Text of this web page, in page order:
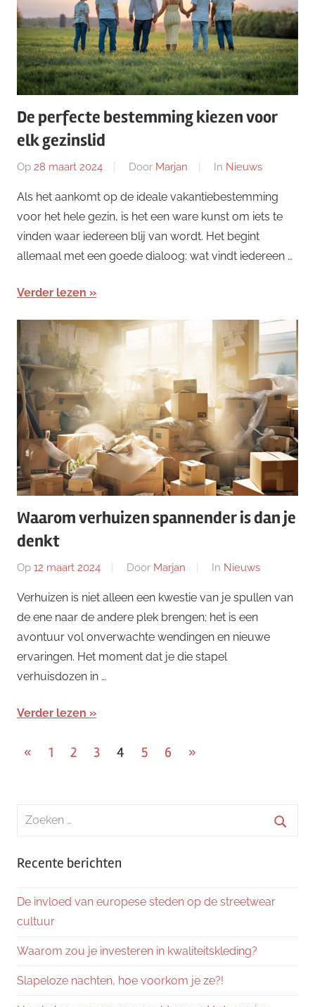
De perfecte bestemming kiezen voor
elk gezinslid
Op 28 maart 2024 Door Marjan In Nieuws
Als het aankomt op de ideale vakantiebestemming
voor het hele gezin, is het een ware kunst om iets te
vinden waar iedereen blij van wordt. Het begint
allemaal met een goede dialoog: wat vindt iedereen …
Verder lezen
Waarom verhuizen spannender is dan je
denkt
Op 12 maart 2024 Door Marjan In Nieuws
Verhuizen is niet alleen een kwestie van je spullen van
de ene naar de andere plek brengen; het is een
avontuur vol onverwachte wendingen en nieuwe
ervaringen. Het moment dat je die stapel
verhuisdozen in …
Verder lezen
Berichten
« Vorige
1 2 3 4 5 6
Volgende
»
Zoeken
Recente berichten
De invloed van europese steden op de streetwear
cultuur
Waarom zou je investeren in kwaliteitskleding?
Slapeloze nachten, hoe voorkom je ze?!